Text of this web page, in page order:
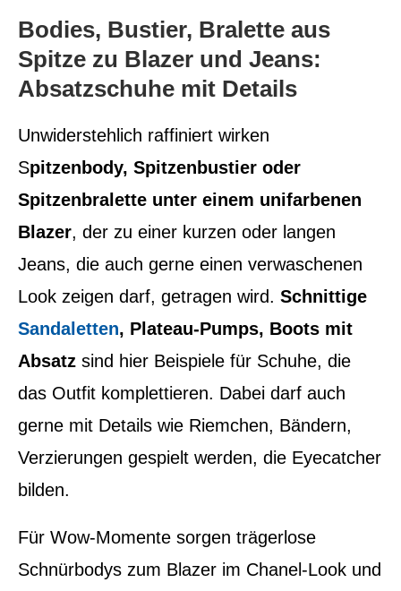
Bodies, Bustier, Bralette aus
Spitze zu Blazer und Jeans:
Absatzschuhe mit Details
Unwiderstehlich raffiniert wirken
Spitzenbody, Spitzenbustier oder
Spitzenbralette unter einem unifarbenen
Blazer, der zu einer kurzen oder langen
Jeans, die auch gerne einen verwaschenen
Look zeigen darf, getragen wird. Schnittige
Sandaletten, Plateau-Pumps, Boots mit
Absatz sind hier Beispiele für Schuhe, die
das Outfit komplettieren. Dabei darf auch
gerne mit Details wie Riemchen, Bändern,
Verzierungen gespielt werden, die Eyecatcher
bilden.
Für Wow-Momente sorgen trägerlose
Schnürbodys zum Blazer im Chanel-Look und